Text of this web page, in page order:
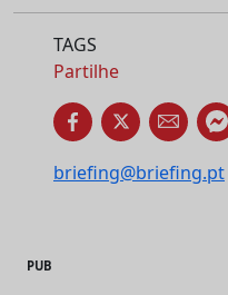
TAGS
Partilhe
briefing@briefing.pt
PUB